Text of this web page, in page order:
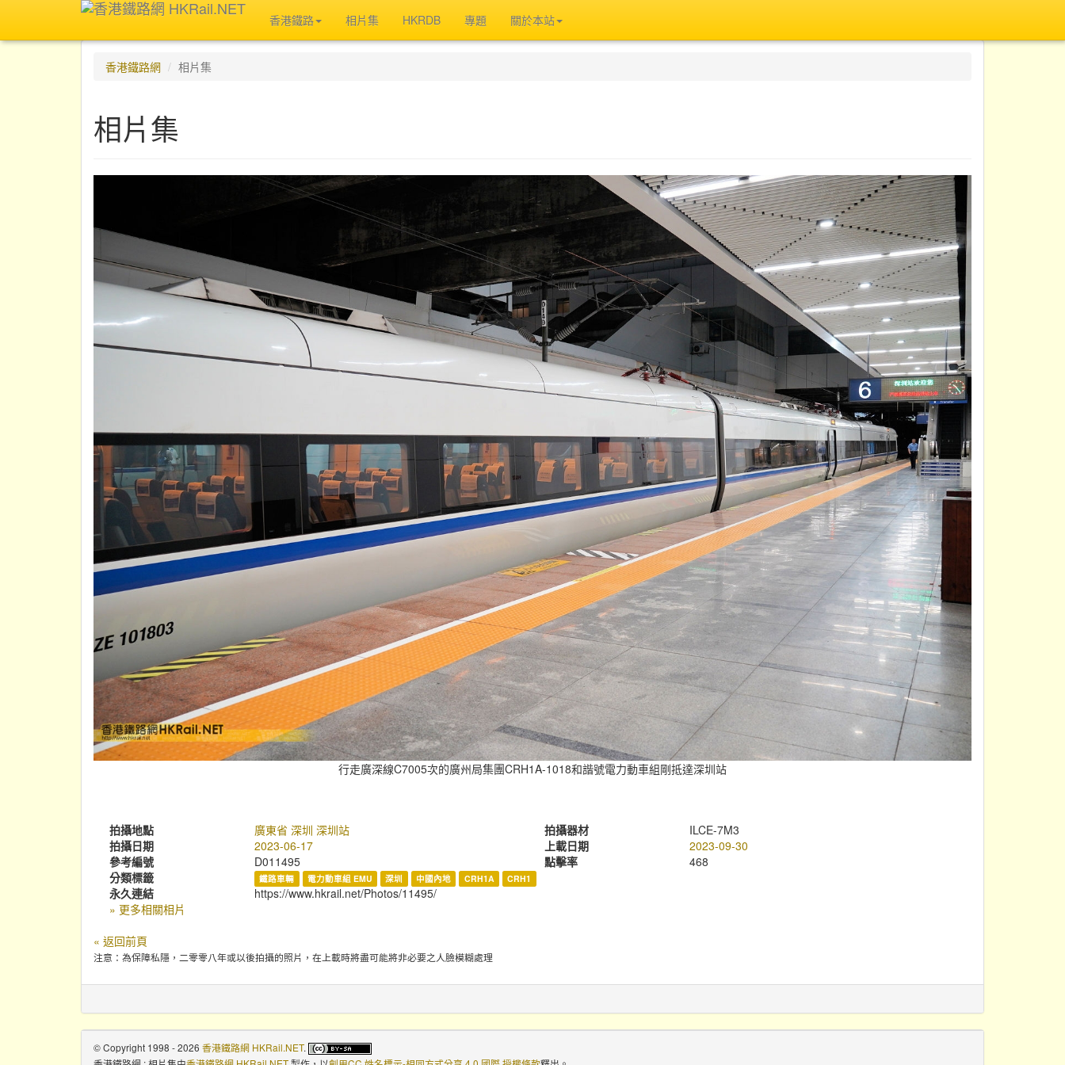
香港鐵路 相片集 HKRDB 專題 關於本站
香港鐵路網 相片集
相片集
行走廣深線C7005次的廣州局集團CRH1A-1018和諧號電力動車組剛抵達深圳站
拍攝地點 廣東省 深圳 深圳站 拍攝器材
ILCE-7M3
拍攝日期
2023-06-17 上載日期
2023-09-30
參考編號
D011495 點擊率
468
分類標籤
鐵路車輛 電力動車組 EMU 深圳 中國內地 CRH1A CRH1
永久連結
https://www.hkrail.net/Photos/11495/
» 更多相關相片
« 返回前頁
注意：為保障私隱，二零零八年或以後拍攝的照片，在上載時將盡可能將非必要之人臉模糊處理
© Copyright 1998 - 2026 香港鐵路網 HKRail.NET.